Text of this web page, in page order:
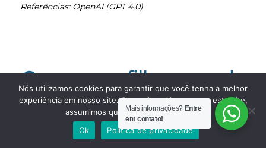
Referências: OpenAI (GPT 4.0)
O que meu filho aprende
ao conviver com outras
crianças
Mais informações? Entre
em contato!
Nós utilizamos cookies para garantir que você tenha a melhor
experiência em nosso site. Se você continua a usar este site,
assumimos que você está satisfeito.
Ok
Política de privacidade